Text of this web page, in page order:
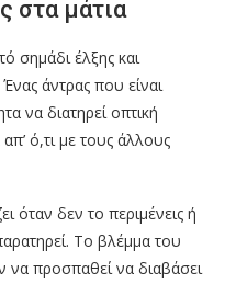
στα μάτια
σημάδι έλξης και
άντρας που είναι
να διατηρεί οπτική
ό,τι με τους άλλους
όταν δεν το περιμένεις ή
Το βλέμμα του
να προσπαθεί να διαβάσει